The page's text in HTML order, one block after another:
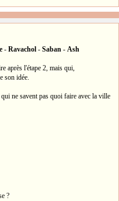
- Ravachol - Saban - Ash
après l'étape 2, mais qui,
son idée.
ne savent pas quoi faire avec la ville
?